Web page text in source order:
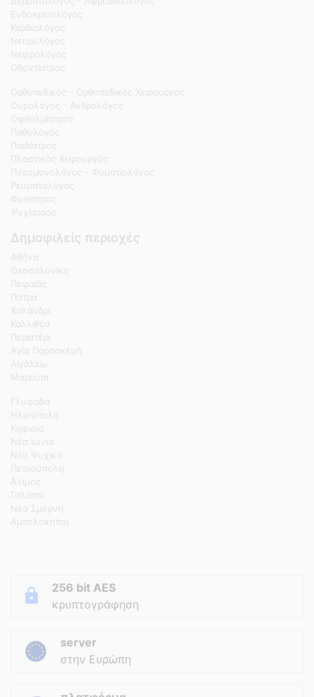
Ενδοκρινολόγος
Καρδιολόγος
Νευρολόγος
Νεφρολόγος
Οδοντίατρος
Ορθοπεδικός - Ορθοπεδικός Χειρουργός
Ουρολόγος - Ανδρολόγος
Οφθαλμίατρος
Παθολόγος
Παιδίατρος
Πλαστικός Χειρουργός
Πνευμονολόγος - Φυματιολόγος
Ρευματολόγος
Φυσίατρος
Ψυχίατρος
Δημοφιλείς περιοχές
Αθήνα
Θεσσαλονίκη
Πειραιάς
Πάτρα
Χαλάνδρι
Καλλιθέα
Περιστέρι
Αγία Παρασκευή
Αιγάλεω
Μαρούσι
Γλυφάδα
Ηλιούπολη
Κηφισιά
Νέα Ιωνία
Νέο Ψυχικό
Πετρούπολη
Άλιμος
Γαλάτσι
Νέα Σμύρνη
Αμπελόκηποι
256 bit AES
κρυπτογράφηση
server
στην Ευρώπη